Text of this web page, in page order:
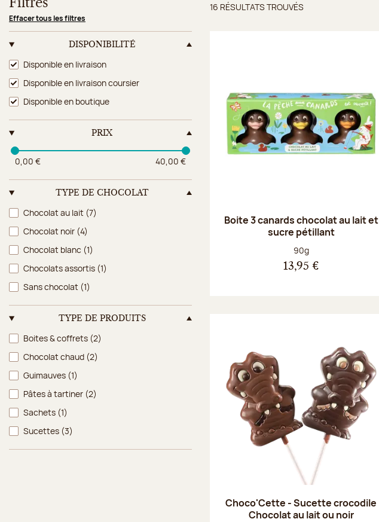
Filtres
Effacer tous les filtres
DISPONIBILITÉ
Disponibilité
Disponible en livraison
Disponible en livraison coursier
Disponible en boutique
PRIX
0,00 € 40,00 €
TYPE DE CHOCOLAT
Type de chocolat
Chocolat au lait (7)
Chocolat noir (4)
Chocolat blanc (1)
Chocolats assortis (1)
Sans chocolat (1)
TYPE DE PRODUITS
Type de produits
Boites & coffrets (2)
Chocolat chaud (2)
Guimauves (1)
Pâtes à tartiner (2)
Sachets (1)
Sucettes (3)
Résultats trouvés
16 RÉSULTATS TROUVÉS
Boite 3 canards chocolat au lait et
sucre pétillant
Poids net :
90g
13,95 €
Choco'Cette - Sucette crocodile
Chocolat au lait ou noir